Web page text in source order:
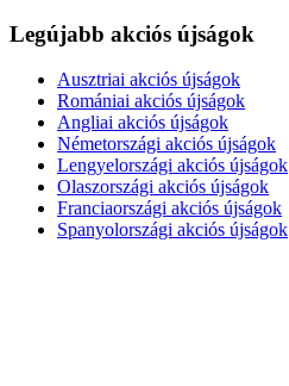
Legújabb akciós újságok
Ausztriai akciós újságok
Romániai akciós újságok
Angliai akciós újságok
Németországi akciós újságok
Lengyelországi akciós újságok
Olaszországi akciós újságok
Franciaországi akciós újságok
Spanyolországi akciós újságok